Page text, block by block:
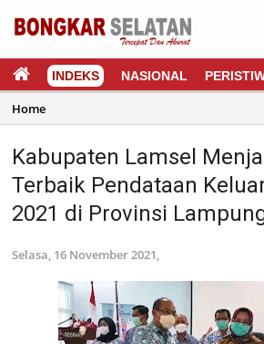
INDEKS NASIONAL
Home
Kabupaten Lamsel
Terbaik Pendataan
2021 di Provinsi
Selasa, 16 November 2021,